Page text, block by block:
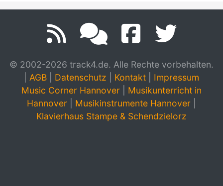
© 2002-2026 track4.de. Alle Rechte vorbehalten.
AGB Datenschutz Kontakt
Impressum
Music Corner Hannover
Musikunterricht in
Hannover
Musikinstrumente Hannover
Klavierhaus Stampe & Schendzielorz